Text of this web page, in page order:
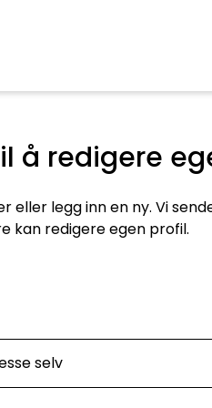
å redigere
eller legg inn en ny. Vi
kan redigere egen profil.
selv